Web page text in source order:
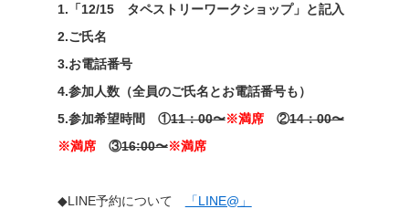
1.「12/15 タペストリーワークショップ」と記入
2.ご氏名
3.お電話番号
4.参加人数（全員のご氏名とお電話番号も）
5.参加希望時間 ①11：00〜※満席 ②14：00〜
※満席③16:00〜※満席
◆LINE予約について
「LINE@」